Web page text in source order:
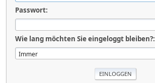
Passwort:
Wie lang möchten Sie eingeloggt bleiben?: